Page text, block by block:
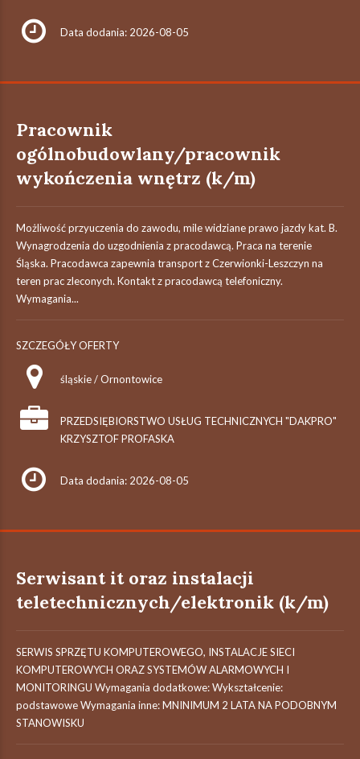
Data dodania: 2026-08-05
Pracownik
ogólnobudowlany/pracownik
wykończenia wnętrz (k/m)
Możliwość przyuczenia do zawodu, mile widziane prawo jazdy kat. B.
Wynagrodzenia do uzgodnienia z pracodawcą. Praca na terenie
Śląska. Pracodawca zapewnia transport z Czerwionki-Leszczyn na
teren prac zleconych. Kontakt z pracodawcą telefoniczny.
Wymagania...
SZCZEGÓŁY OFERTY
śląskie / Ornontowice
PRZEDSIĘBIORSTWO USŁUG TECHNICZNYCH "DAKPRO"
KRZYSZTOF PROFASKA
Data dodania: 2026-08-05
Serwisant it oraz instalacji
teletechnicznych/elektronik (k/m)
SERWIS SPRZĘTU KOMPUTEROWEGO, INSTALACJE SIECI
KOMPUTEROWYCH ORAZ SYSTEMÓW ALARMOWYCH I
MONITORINGU Wymagania dodatkowe: Wykształcenie:
podstawowe Wymagania inne: MNINIMUM 2 LATA NA PODOBNYM
STANOWISKU